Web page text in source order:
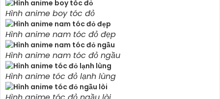
Hình anime boy tóc đỏ
Hình anime nam tóc đỏ đẹp
Hình anime nam tóc đỏ ngầu
Hình anime tóc đỏ lạnh lùng